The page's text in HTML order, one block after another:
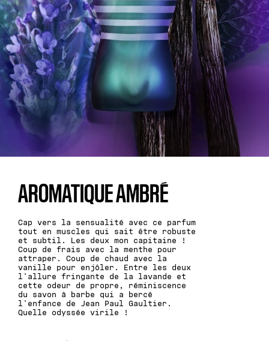
AROMATIQUE AMBRÉ
Cap vers la sensualité avec ce parfum
tout en muscles qui sait être robuste
et subtil. Les deux mon capitaine !
Coup de frais avec la menthe pour
attraper. Coup de chaud avec la
vanille pour enjôler. Entre les deux
l'allure fringante de la lavande et
cette odeur de propre, réminiscence
du savon à barbe qui a bercé
l'enfance de Jean Paul Gaultier.
Quelle odyssée virile !